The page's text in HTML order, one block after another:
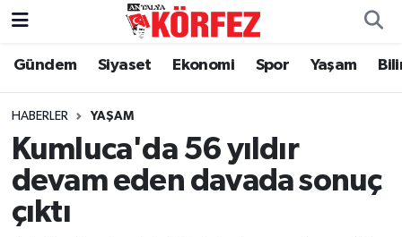
Gündem Siyaset Ekonomi Spor Yaşam
HABERLER YAŞAM
Kumluca'da 56 yıldır
devam eden davada sonuç
çıktı
Gündem
Siyaset
Yerel Yönetim
Ekonomi
Nöbetçi Eczaneler
Hava Durumu
Trafik Durumu
Süper Lig Puan Durumu ve Fikstür